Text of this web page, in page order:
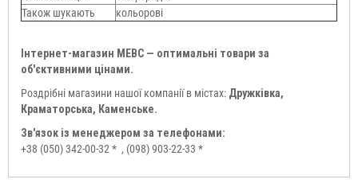
Також шукають
кольорові
Інтернет-магазин МЕВС — оптимальні товари за
об'єктивними цінами.
Роздрібні магазини нашої компанії в містах: Дружківка,
Краматорська, Каменське.
Зв'язок із менеджером за телефонами:
+38 (050) 342-00-32 * , (098) 903-22-33 *